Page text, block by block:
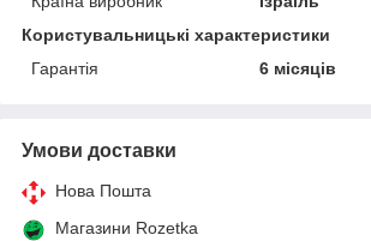
Користувальницькі характеристики
Гарантія
6 місяців
Умови доставки
Нова Пошта
Магазини Rozetka